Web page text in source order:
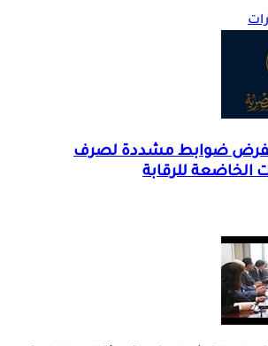
تفرض ضوابط مشددة لصرف
للرقابة